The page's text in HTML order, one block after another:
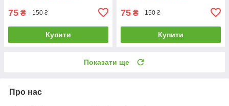
75 ₴ 150 ₴
Купити
75 ₴ 150 ₴
Купити
Показати ще
Про нас